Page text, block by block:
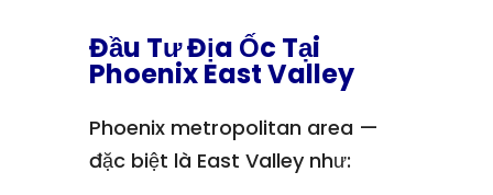
Đầu Tư Địa Ốc Tại
Phoenix East Valley
Phoenix metropolitan area —
đặc biệt là East Valley như: